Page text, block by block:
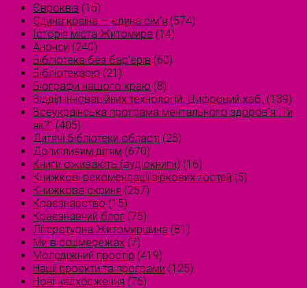
Євроквіз (15)
Єдина країна — єдина сім’я (574)
Історія міста Житомира (14)
Анонси (240)
Бібліотека без бар'єрів (60)
Бібліотекарю (21)
Біографи нашого краю (8)
Відділ інноваційних технологій. Цифровий хаб. (139)
Всеукраїнська програма ментального здоров'я "Ти
як?" (405)
Дитячі бібліотеки області (25)
Допитливим дітям (670)
Книги оживають (аудіокниги) (16)
Книжкові рекомендації зіркових гостей (5)
Книжкова скриня (257)
Краєзнавство (15)
Краєзнавчий блог (75)
Літературна Житомирщина (81)
Ми в соцмережах (7)
Молодіжний простір (419)
Наші проєкти та програми (125)
Нові надходження (76)